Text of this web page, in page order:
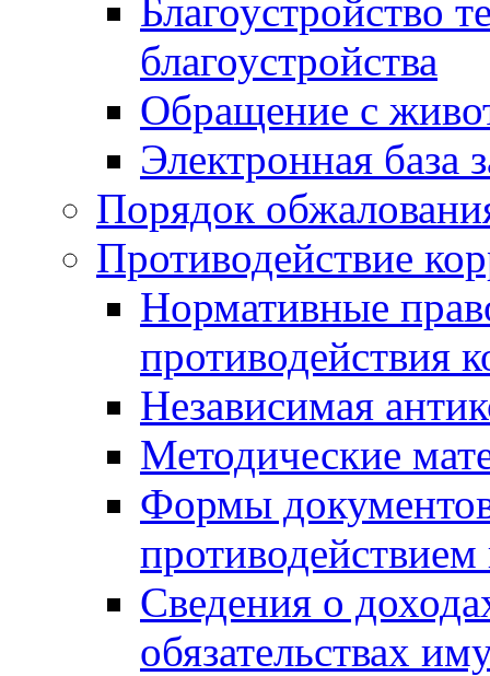
Благоустройство
благоустройства
Обращение с
Электронная база
Порядок
Противодействие
Нормативные
противодействия
Независимая
Методические
Формы
Сведения о
обязательствах